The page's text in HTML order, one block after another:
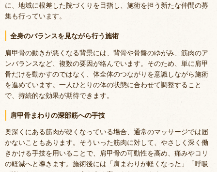
に、地域に根差した院づくりを目指し、施術を担う新たな仲間の募
集も行っています。
全身のバランスを見ながら行う施術
肩甲骨の動きが悪くなる背景には、背骨や骨盤のゆがみ、筋肉のア
ンバランスなど、複数の要因が絡んでいます。そのため、単に肩甲
骨だけを動かすのではなく、体全体のつながりを意識しながら施術
を進めています。一人ひとりの体の状態に合わせて調整すること
で、持続的な効果が期待できます。
肩甲骨まわりの深部筋への手技
奥深くにある筋肉が硬くなっている場合、通常のマッサージでは届
かないこともあります。そういった筋肉に対して、やさしく深く働
きかける手技を用いることで、肩甲骨の可動性を高め、痛みやコリ
の軽減へと導きます。施術後には「肩まわりが軽くなった」「呼吸